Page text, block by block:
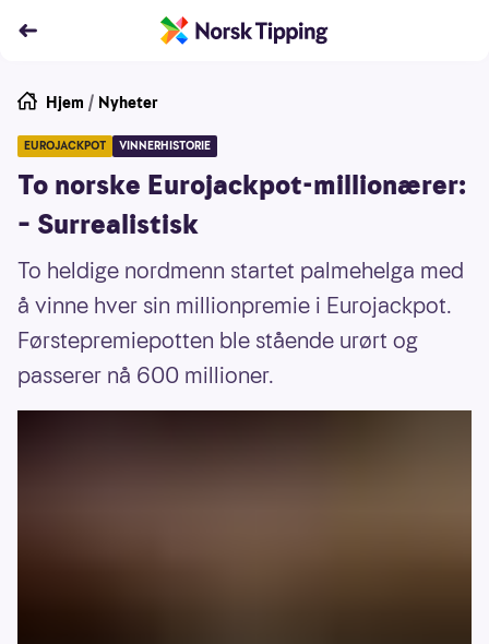
Hjem / Nyheter
EUROJACKPOT VINNERHISTORIE
To norske Eurojackpot-millionærer:
– Surrealistisk
To heldige nordmenn startet palmehelga med
å vinne hver sin millionpremie i Eurojackpot.
Førstepremiepotten ble stående urørt og
passerer nå 600 millioner.